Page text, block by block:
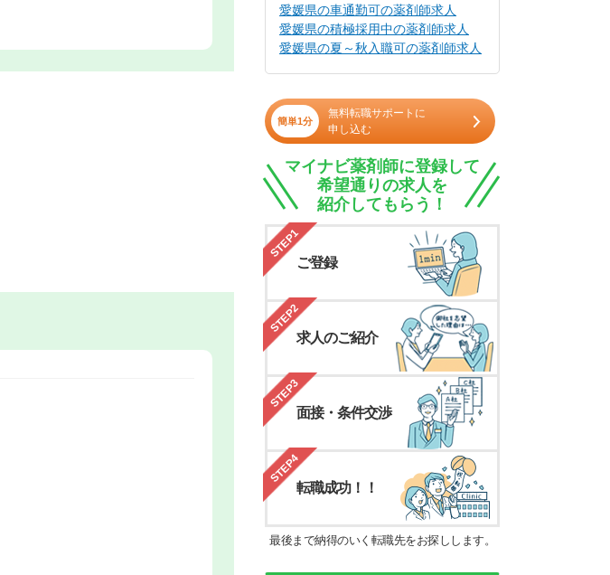
愛媛県の車通勤可の薬剤師求人
愛媛県の積極採用中の薬剤師求人
愛媛県の夏～秋入職可の薬剤師求人
簡単1分
無料転職サポートに
申し込む
マイナビ薬剤師に登録して
希望通りの求人を
紹介してもらう！
STEP1
ご登録
STEP2
求人のご紹介
STEP3
面接・条件交渉
STEP4
転職成功！！
最後まで納得のいく転職先をお探しします。